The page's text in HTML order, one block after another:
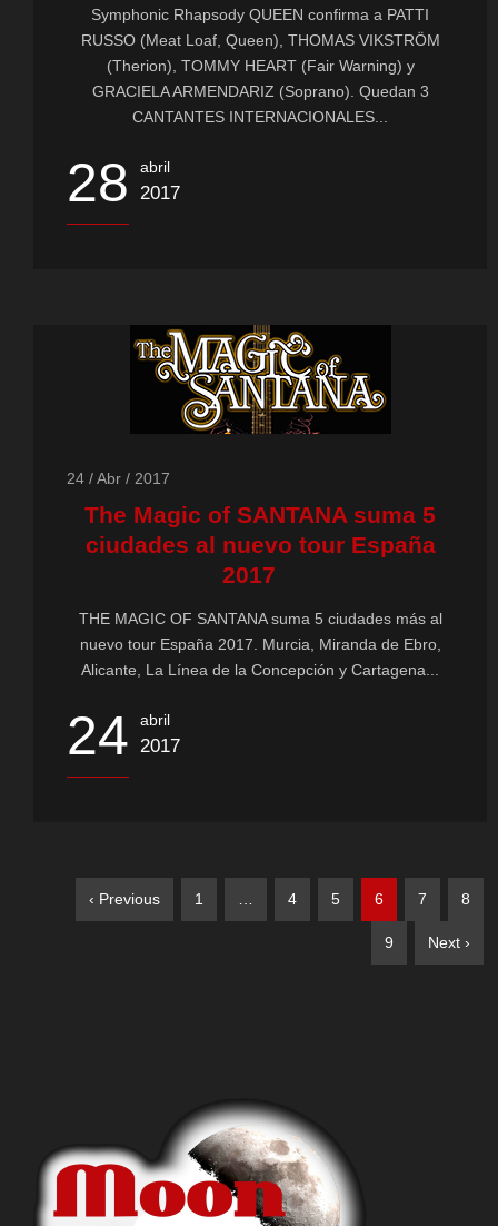
Symphonic Rhapsody QUEEN confirma a PATTI
RUSSO (Meat Loaf, Queen), THOMAS VIKSTRÖM
(Therion), TOMMY HEART (Fair Warning) y
GRACIELA ARMENDARIZ (Soprano). Quedan 3
CANTANTES INTERNACIONALES...
28 abril
2017
24 / Abr / 2017
The Magic of SANTANA suma 5
ciudades al nuevo tour España
2017
THE MAGIC OF SANTANA suma 5 ciudades más al
nuevo tour España 2017. Murcia, Miranda de Ebro,
Alicante, La Línea de la Concepción y Cartagena...
24 abril
2017
‹ Previous 1 4 5 6 7 8
9 Next ›